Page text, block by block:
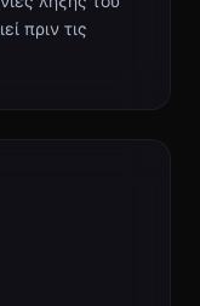
πριν τις